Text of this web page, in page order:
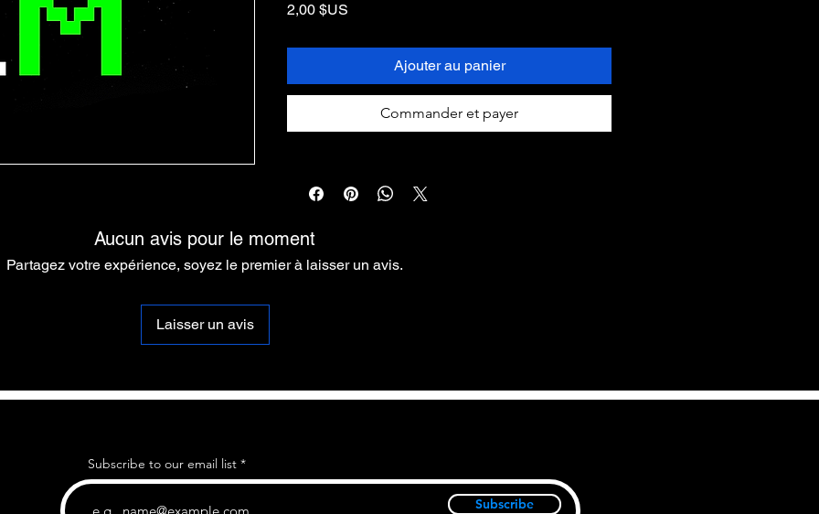
2,00 $US
Ajouter au panier
Commander et payer
Aucun avis pour le moment
Partagez votre expérience, soyez le premier à laisser un avis.
Laisser un avis
Subscribe to our email list
Subscribe